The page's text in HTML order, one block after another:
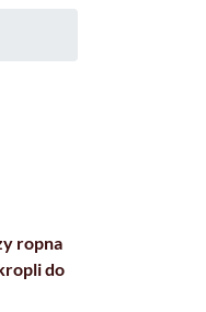
ropna
do